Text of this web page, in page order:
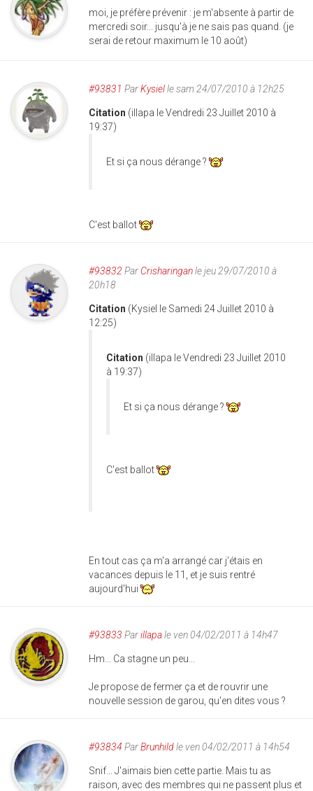
moi, je préfère prévenir : je m'absente à partir de
mercredi soir... jusqu'à je ne sais pas quand. (je
serai de retour maximum le 10 août)
#93831 ParKysielle sam 24/07/2010 à 12h25
Citation (illapa le Vendredi 23 Juillet 2010 à
19:37)
Et si ça nous dérange ?
C'est ballot
#93832 Par Crisharinganle jeu 29/07/2010 à
20h18
Citation (Kysiel le Samedi 24 Juillet 2010 à
12:25)
Citation (illapa le Vendredi 23 Juillet 2010
à 19:37)
Et si ça nous dérange ?
C'est ballot
En tout cas ça m'a arrangé car j'étais en
vacances depuis le 11, et je suis rentré
aujourd'hui
#93833 Parillapale ven 04/02/2011 à 14h47
Hm... Ca stagne un peu...
Je propose de fermer ça et de rouvrir une
nouvelle session de garou, qu'en dites vous ?
#93834 ParBrunhildle ven 04/02/2011 à 14h54
Snif... J'aimais bien cette partie. Mais tu as
raison, avec des membres qui ne passent plus et